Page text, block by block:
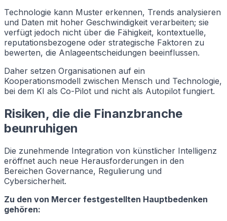
Technologie kann Muster erkennen, Trends analysieren
und Daten mit hoher Geschwindigkeit verarbeiten; sie
verfügt jedoch nicht über die Fähigkeit, kontextuelle,
reputationsbezogene oder strategische Faktoren zu
bewerten, die Anlageentscheidungen beeinflussen.
Daher setzen Organisationen auf ein
Kooperationsmodell zwischen Mensch und Technologie,
bei dem KI als Co-Pilot und nicht als Autopilot fungiert.
Risiken, die die Finanzbranche
beunruhigen
Die zunehmende Integration von künstlicher Intelligenz
eröffnet auch neue Herausforderungen in den
Bereichen Governance, Regulierung und
Cybersicherheit.
Zu den von Mercer festgestellten Hauptbedenken
gehören: